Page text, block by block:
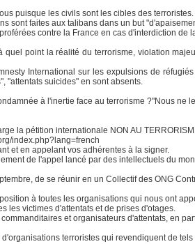
puisque les civils sont les cibles des
sont faites aux talibans dans un but
contre la France en cas d'interdiction de
quel point la réalité du terrorisme, violation
International sur les expulsions de
"attentats suicides" en sont absents.
à l'inertie face au terrorisme ?"Nous
la pétition internationale NON AU
index.php?lang=french
et en appelant vos adhérentes à la signer.
de l'appel lancé par des intellectuels du
de se réunir en un Collectif des ONG
à toutes les organisations qui nous ont
les victimes d'attentats et de prises d'otages.
et organisateurs d'attentats, en
terroristes qui revendiquent de tels